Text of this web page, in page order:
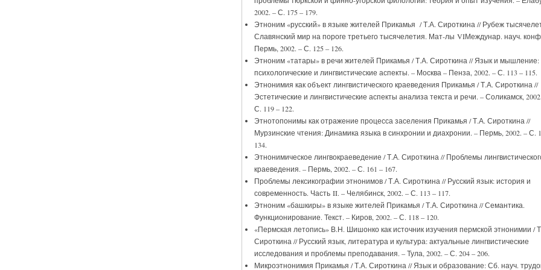
2002. – С. 175 – 179.
Этноним «русский» в языке жителей Прикамья / Т.А. Сироткина // Рубеж
Славянский мир на пороге третьего тысячелетия. Мат-лы VIМеждунар. науч.
Пермь, 2002. – С. 125 – 126.
Этноним «татары» в речи жителей Прикамья / Т.А. Сироткина // Язык и мышление:
психологические и лингвистические аспекты. – Москва – Пенза, 2002. – С. 113 – 115.
Этнонимия как объект лингвистического краеведения Прикамья / Т.А. Сироткина //
Эстетические и лингвистические аспекты анализа текста и речи. – Соликамск,
С. 119 – 122.
Этнотопонимы как отражение процесса заселения Прикамья / Т.А. Сироткина //
Мурзинские чтения: Динамика языка в синхронии и диахронии. – Пермь, 2002. – С.
134.
Этнонимическое лингвокраеведение / Т.А. Сироткина // Проблемы
краеведения. – Пермь, 2002. – С. 161 – 167.
Проблемы лексикографии этнонимов / Т.А. Сироткина // Русский язык: история и
современность. Часть II. – Челябинск, 2002. – С. 113 – 117.
Этноним «башкиры» в языке жителей Прикамья / Т.А. Сироткина // Семантика.
Функционирование. Текст. – Киров, 2002. – С. 118 – 120.
«Пермская летопись» В.Н. Шишонко как источник изучения пермской этнонимии /
Сироткина // Русский язык, литература и культура: актуальные лингвистические
исследования и проблемы преподавания. – Тула, 2002. – С. 204 – 206.
Микроэтнонимия Прикамья / Т.А. Сироткина // Язык и образование: Сб. науч.